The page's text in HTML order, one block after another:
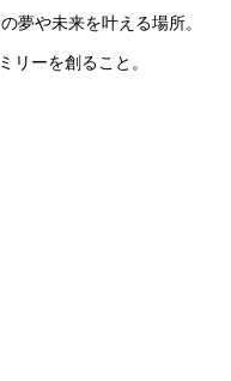
夢や未来を叶える場所。
リーを創ること。